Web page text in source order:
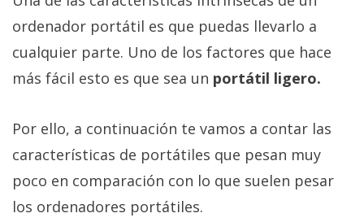
ordenador portátil es que puedas llevarlo a
cualquier parte. Uno de los factores que hace
más fácil esto es que sea un portátil ligero.
Por ello, a continuación te vamos a contar las
características de portátiles que pesan muy
poco en comparación con lo que suelen pesar
los ordenadores portátiles.